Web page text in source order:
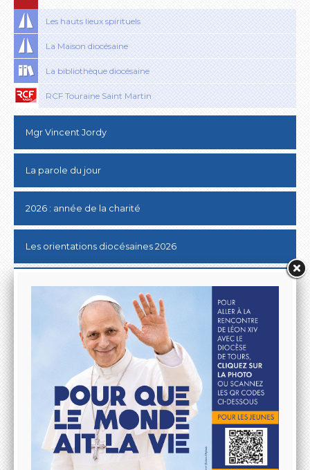
Les hauts lieux spirituels
La Maison diocésaine
La bibliothèque diocésaine
RCF Touraine Saint Martin
Mgr Vincent Jordy
La parole du jour
2026 : année de la charité
Les orientations diocésaines 2026
Donner au Denier
10 & 20 km de Tours
Lutter contre les ABUS SEXUELS dans l'Eglise
Aller à la rencontre du Pape